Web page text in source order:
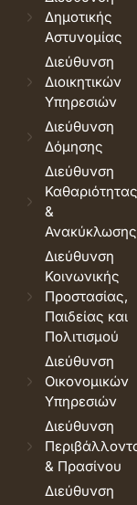
Δημοτικής
Αστυνομίας
Διεύθυνση
Διοικητικών
Υπηρεσιών
Διεύθυνση
Δόμησης
Διεύθυνση
Καθαριότητας
&
Ανακύκλωσης
Διεύθυνση
Κοινωνικής
Προστασίας,
Παιδείας και
Πολιτισμού
Διεύθυνση
Οικονομικών
Υπηρεσιών
Διεύθυνση
& Πρασίνου
Διεύθυνση